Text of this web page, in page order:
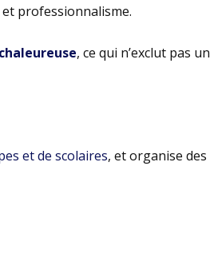
professionnalisme.
, ce qui n’exclut pas un
et de scolaires, et organise des